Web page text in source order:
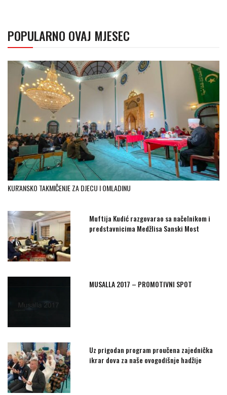
POPULARNO OVAJ MJESEC
KUR'ANSKO TAKMIČENJE ZA DJECU I OMLADINU
Muftija Kudić razgovarao sa načelnikom i
predstavnicima Medžlisa Sanski Most
MUSALLA 2017 – PROMOTIVNI SPOT
Uz prigodan program proučena zajednička
ikrar dova za naše ovogodišnje hadžije